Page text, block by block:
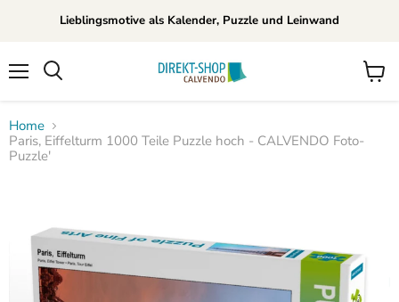
Lieblingsmotive als Kalender, Puzzle und Leinwand
Home
Paris, Eiffelturm 1000 Teile Puzzle hoch - CALVENDO Foto-
Puzzle'